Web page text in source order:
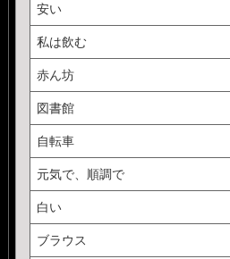
安い
私は飲む
赤ん坊
図書館
自転車
元気で、順調で
白い
ブラウス